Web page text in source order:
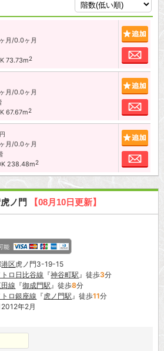
月/0.0ヶ月
73.73m2
お
月/0.0ヶ月
67.67m2
お
月/0.0ヶ月
238.48m2
お
ノ門 【08月10日更新】
能
港区虎ノ門3-19-15
ロ日比谷線 『神谷町駅』徒歩3分
線 『御成門駅』徒歩8分
ロ銀座線 『虎ノ門駅』徒歩11分
年2月